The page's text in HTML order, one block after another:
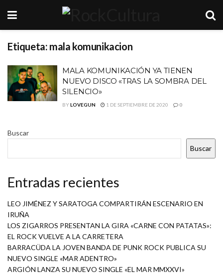
Etiqueta: mala komunikacion
MALA KOMUNIKACIÓN YA TIENEN
NUEVO DISCO «TRAS LA SOMBRA DEL
SILENCIO»
BYLOVEGUN 1 DE SEPTIEMBRE DE 2020 0
Buscar
Buscar
Entradas recientes
LEO JIMÉNEZ Y SARATOGA COMPARTIRÁN ESCENARIO EN
IRUÑA
LOS ZIGARROS PRESENTAN LA GIRA «CARNE CON PATATAS»:
EL ROCK VUELVE A LA CARRETERA
BARRACÜDA LA JOVEN BANDA DE PUNK ROCK PUBLICA SU
NUEVO SINGLE «MAR ADENTRO»
ARGIÓN LANZA SU NUEVO SINGLE «EL MAR MMXXVI»